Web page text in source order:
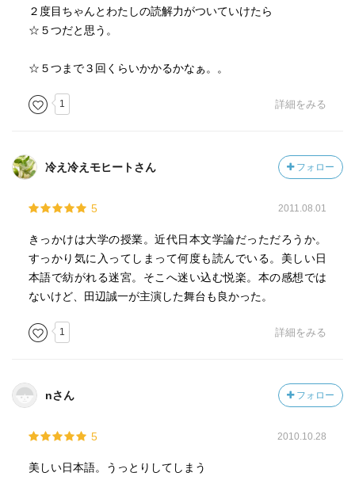
２度目ちゃんとわたしの読解力がついていけたら
☆５つだと思う。
☆５つまで３回くらいかかるかなぁ。。
1 詳細をみる
冷え冷えモヒートさん フォロー
5 2011.08.01
きっかけは大学の授業。近代日本文学論だっただろうか。
すっかり気に入ってしまって何度も読んでいる。美しい日
本語で紡がれる迷宮。そこへ迷い込む悦楽。本の感想では
ないけど、田辺誠一が主演した舞台も良かった。
1 詳細をみる
nさん フォロー
5 2010.10.28
美しい日本語。うっとりしてしまう